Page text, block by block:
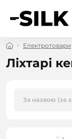
Електротовари
Ліхтарі